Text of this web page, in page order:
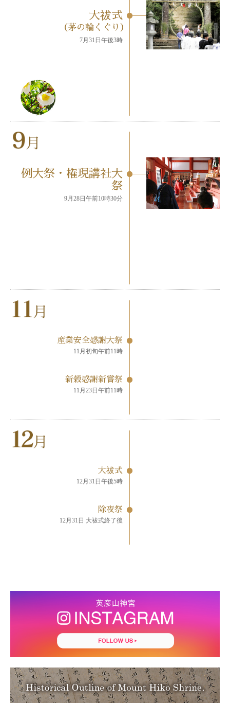
大祓式
（茅の輪くぐり）
7月31日午後3時
例大祭・権現講社大
祭
9月28日午前10時30分
産業安全感謝大祭
11月初旬午前11時
新穀感謝新嘗祭
11月23日午前11時
大祓式
12月31日午後5時
除夜祭
12月31日 大祓式終了後